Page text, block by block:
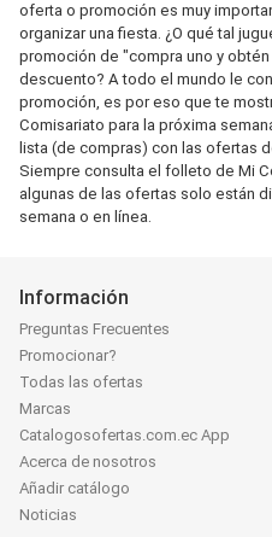
oferta o promoción es muy
organizar una fiesta. ¿O qué tal
promoción de "compra uno y obtén
descuento? A todo el mundo le
promoción, es por eso que te
Comisariato para la próxima
lista (de compras) con las ofertas
Siempre consulta el folleto de Mi
algunas de las ofertas solo están
semana o en línea.
Información
Preguntas Frecuentes
Promocionar?
Todas las ofertas
Marcas
Catalogosofertas.com.ec App
Acerca de nosotros
Añadir catálogo
Noticias